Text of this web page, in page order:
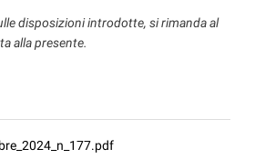
disposizioni introdotte, si rimanda al
alla presente.